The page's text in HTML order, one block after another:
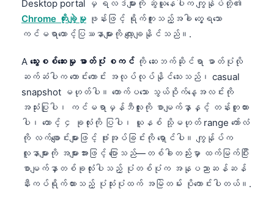
Desktop portal မှ ရလဒ်များကို ဆွဲယူနေပါက ကျွန်ုပ်တို့၏
Chrome တိုးချဲ့မှု ဖုန်းဖြင့် ရိုက်ကူးသည့်အခါ တွေ့ရသော
ကင်မရာထောင့်ပြဿနာများကို လျော့ချနိုင်သည်။.
A သွေးစစ်ဆေးမှု ဓာတ်ပုံ စကင် ကို ဆေးဘက်ဆိုင်ရာ ဓာတ်ပုံလို
ဆက်ဆံပါက ကောင်းကောင်း အလုပ်လုပ်နိုင်သေးသည်၊ casual
snapshot မဟုတ်ပါ။ တောက်ပသော သွယ်ဝိုက်နေ့အလင်းကို
အသုံးပြုပါ၊ ကင်မရာမှန်ဘီလူးကို စာမျက်နှာနှင့် တန်းတူထား
ပါ၊ ထောင့် ၄ ခုလုံးကို ပြပါ၊ ယူနစ် သို့မဟုတ် range ကော်လံ
ကို လက်ချောင်းများဖြင့် ဖုံးအုပ်ခြင်းကို ရှောင်ပါ။ ကျွန်ုပ်က
လူနာများကို အများအားဖြင့် ပြောသည်—တစ်ခါတည်းမှာ ထက်မြက်ပြီး
စာမျက်နှာတစ်ခုလုံးပါသည့် ပုံတစ်ပုံက အနုပညာဆန်ဆန်
နီးကပ်ရိုက်ထားသည့် ပုံသုံးပုံထက် အမြဲတမ်း ပိုကောင်းပါတယ်။.
ไทย
ភាសាខ្មែរ
Kiswahili
አማርኛ
Українська
O‘zbekcha
Català
Қазақ тілі
Suomi